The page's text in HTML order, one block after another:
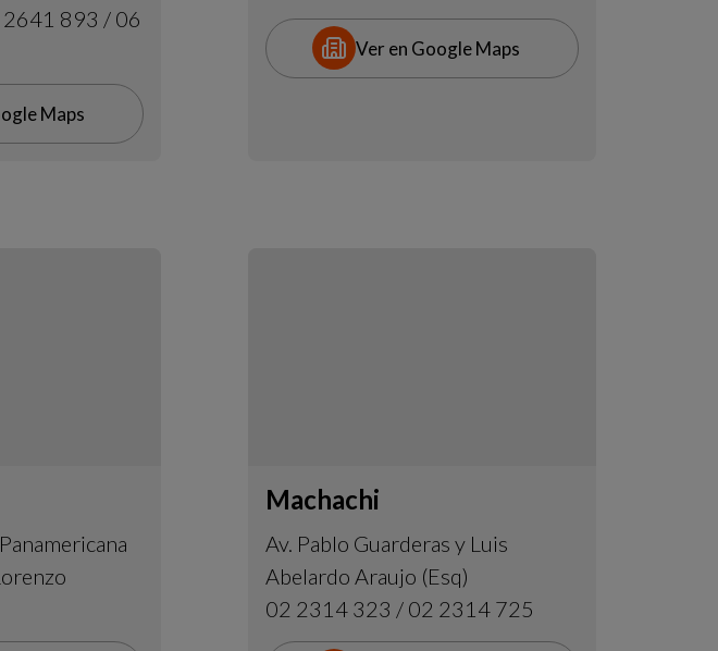
893 / 06
Maps
Ver en Google Maps
Machachi
Av. Pablo Guarderas y Luis
Abelardo Araujo (Esq)
02 2314 323 / 02 2314 725